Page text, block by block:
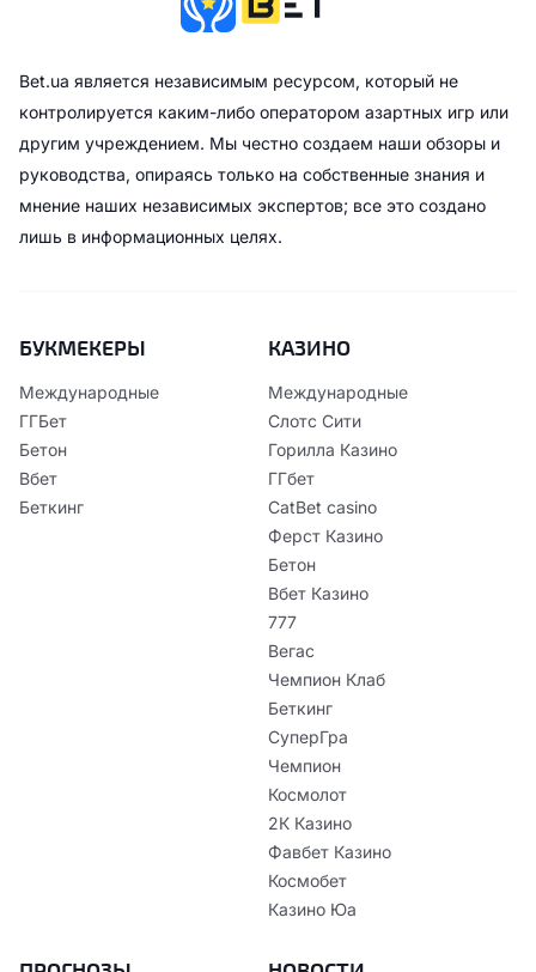
Bet.ua является независимым ресурсом, который не
контролируется каким-либо оператором азартных игр или
другим учреждением. Мы честно создаем наши обзоры и
руководства, опираясь только на собственные знания и
мнение наших независимых экспертов; все это создано
лишь в информационных целях.
БУКМЕКЕРЫ
Международные
ГГБет
Бетон
Вбет
Беткинг
КАЗИНО
Международные
Слотс Сити
Горилла Казино
ГГбет
CatBet casino
Ферст Казино
Бетон
Вбет Казино
777
Вегас
Чемпион Клаб
Беткинг
СуперГра
Чемпион
Космолот
2К Казино
Фавбет Казино
Космобет
Казино Юа